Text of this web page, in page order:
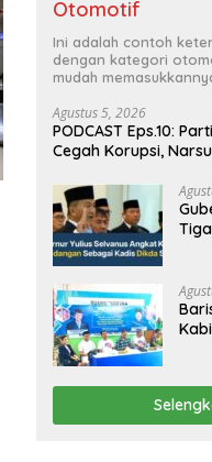
Otomotif
Ini adalah contoh
dengan kategori
mudah
Agustus 5, 2026
PODCAST Eps.10:
Cegah Korupsi,